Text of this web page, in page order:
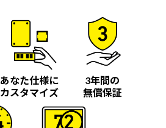
あなた仕様に
カスタマイズ
3年間の
無償保証